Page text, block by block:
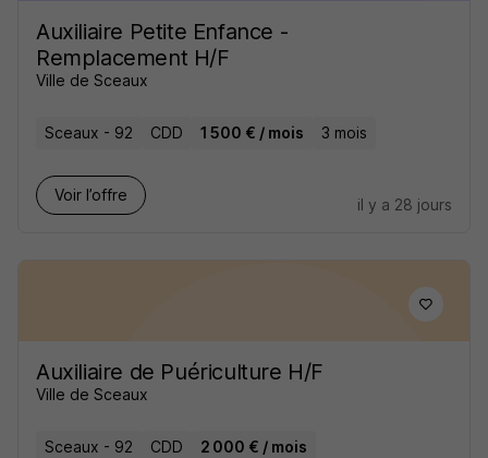
Auxiliaire Petite Enfance -
Remplacement H/F
Ville de Sceaux
Sceaux - 92 CDD 1 500 € / mois 3 mois
Voir l’offre
il y a 28 jours
Auxiliaire de Puériculture H/F
Ville de Sceaux
Sceaux - 92 CDD 2 000 € / mois